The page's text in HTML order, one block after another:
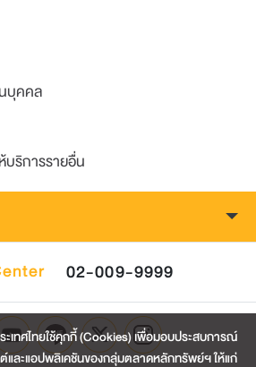
บุคคล
บริการรายอื่น
02-009-9999
เทศไทยใช้คุกกี้ (Cookies) เพื่อมอบประสบการณ์
และแอปพลิเคชันของกลุ่มตลาดหลักทรัพย์ฯ ให้แก่